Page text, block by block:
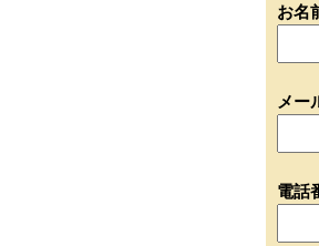
お名
メー
電話